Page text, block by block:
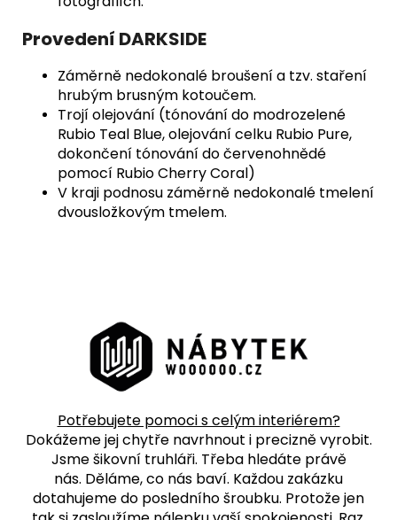
Provedení DARKSIDE
Záměrně nedokonalé broušení a tzv. staření
hrubým brusným kotoučem.
Trojí olejování (tónování do modrozelené
Rubio Teal Blue, olejování celku Rubio Pure,
dokončení tónování do červenohnědé
pomocí Rubio Cherry Coral)
V kraji podnosu záměrně nedokonalé tmelení
dvousložkovým tmelem.
Potřebujete pomoci s celým interiérem?
Dokážeme jej chytře navrhnout i precizně vyrobit.
Jsme šikovní truhláři. Třeba hledáte právě
nás. Děláme, co nás baví. Každou zakázku
dotahujeme do posledního šroubku. Protože jen